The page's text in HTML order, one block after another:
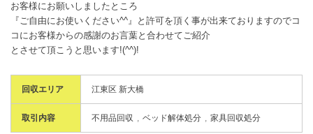
お客様にお願いしましたところ
『ご自由にお使いください^^』と許可を頂く事が出来ておりますのでコ
コにお客様からの感謝のお言葉と合わせてご紹介
とさせて頂こうと思います!(^^)!
回収エリア 江東区 新大橋
取引内容 不用品回収 ベッド解体処分 家具回収処分